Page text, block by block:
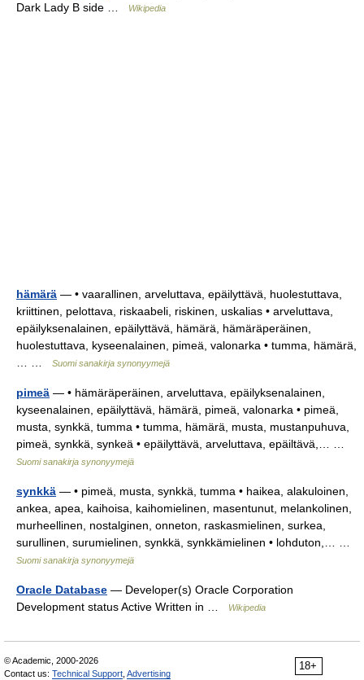
Dark Lady B side …
Wikipedia
hämärä — • vaarallinen, arveluttava, epäilyttävä, huolestuttava,
kriittinen, pelottava, riskaabeli, riskinen, uskalias • arveluttava,
epäilyksenalainen, epäilyttävä, hämärä, hämäräperäinen,
huolestuttava, kyseenalainen, pimeä, valonarka • tumma, hämärä,
Suomi sanakirja synonyymejä
pimeä — • hämäräperäinen, arveluttava, epäilyksenalainen,
kyseenalainen, epäilyttävä, hämärä, pimeä, valonarka • pimeä,
musta, synkkä, tumma • tumma, hämärä, musta, mustanpuhuva,
pimeä, synkkä, synkeä • epäilyttävä, arveluttava, epäiltävä,… …
Suomi sanakirja synonyymejä
synkkä — • pimeä, musta, synkkä, tumma • haikea, alakuloinen,
ankea, apea, kaihoisa, kaihomielinen, masentunut, melankolinen,
murheellinen, nostalginen, onneton, raskasmielinen, surkea,
surullinen, surumielinen, synkkä, synkkämielinen • lohduton,… …
Suomi sanakirja synonyymejä
Oracle Database — Developer(s) Oracle Corporation
Development status Active Written in …
Wikipedia
18+
© Academic, 2000-2026
Contact us: Technical Support Advertising